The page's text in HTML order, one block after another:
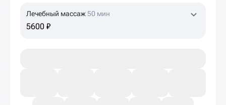
Лечебный массаж 50 мин
5600 ₽